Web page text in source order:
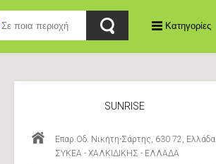
Κατηγορίες
SUNRISE
Επαρ.Οδ. Νικήτη-Σάρτης, 630 72, Ελλάδα
ΣΥΚΕΑ - ΧΑΛΚΙΔΙΚΗΣ - ΕΛΛΑΔΑ